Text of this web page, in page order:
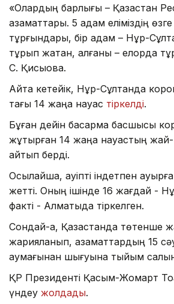
«Олардың барлығы – Қазақстан
азаматтары. 5 адам еліміздің өзге
тұрғындары, бір адам – Нұр-
тұрып жатқан, қалғаны – елорда
С. Қисықова.
Айта кетейік, Нұр-Сұлтанда
тағы 14 жаңа науқас тіркелді.
Бұған дейін басқарма басшысы
жұқтырған 14 жаңа науқастың
айтып берді.
Осылайша, қауіпті індетпен
жетті. Оның ішінде 16 жағдай -
факті - Алматыда тіркелген.
Сондай-ақ, Қазақстанда төтенше
жарияланып, азаматтардың 15
аумағынан шығуына тыйым
ҚР Президенті Қасым-Жомарт
үндеу жолдады.